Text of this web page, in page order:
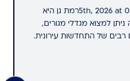
Last updated on אוגוסט 5th, 2026 at 02:18 pmרמת גן היא
למצוא מגדלי מגורים,
רבים של התחדשות עירונית.